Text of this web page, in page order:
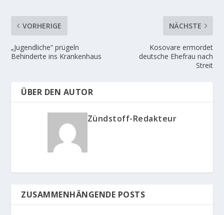
VORHERIGE
„Jugendliche“ prügeln
Behinderte ins Krankenhaus
NÄCHSTE
Kosovare ermordet
deutsche Ehefrau nach
Streit
ÜBER DEN AUTOR
Zündstoff-Redakteur
ZUSAMMENHÄNGENDE POSTS